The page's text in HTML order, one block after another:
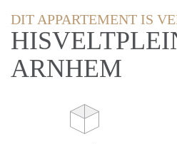
DIT APPARTEMENT IS
ARNHEM